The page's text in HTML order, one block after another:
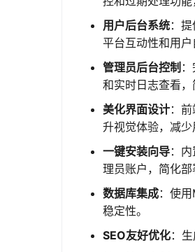
用户后台系统：
平台互动性和用户
管理员后台控制
和实时日志查看，
美化界面设计：
升视觉体验，减少
一键安装向导：
理员账户，简化部
数据库集成：使
稳定性。
SEO友好优化：